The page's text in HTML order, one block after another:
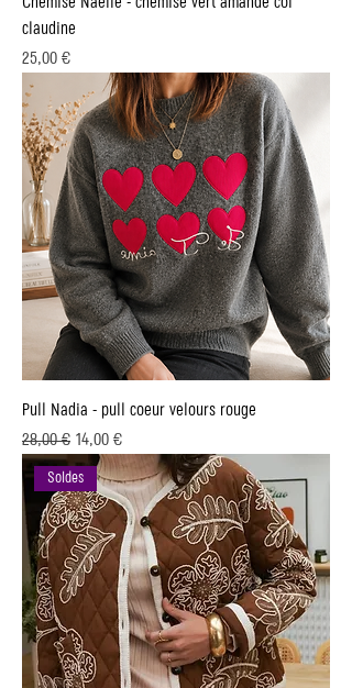
claudine
Prix
25,00 €
Pull Nadia - pull coeur velours rouge
Prix original
28,00 € Prix promotionnel
14,00 €
Soldes